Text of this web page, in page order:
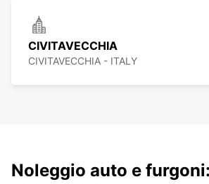
CIVITAVECCHIA
CIVITAVECCHIA - ITALY
Noleggio auto e